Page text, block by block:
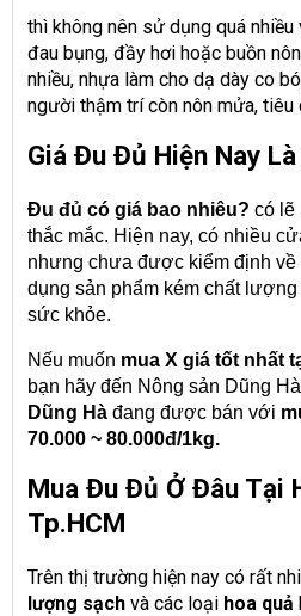
thì không nên sử dụng quá
đau bụng, đầy hơi hoặc buồn
nhiều, nhựa làm cho dạ dày co
người thậm trí còn nôn mửa, tiêu
Giá Đu Đủ Hiện Nay
Đu đủ có giá bao nhiêu? có lẽ
thắc mắc. Hiện nay, có nhiều
nhưng chưa được kiểm định
dụng sản phẩm kém chất
sức khỏe.
Nếu muốn mua X giá tốt nhất
bạn hãy đến Nông sản Dũng
Dũng Hà đang được bán với
70.000 ~ 80.000đ/1kg.
Mua Đu Đủ Ở Đâu Tại
Tp.HCM
Trên thị trường hiện nay có rất
lượng sạch và các loại hoa quả